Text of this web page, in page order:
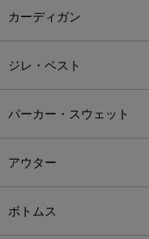
カーディガン
ジレ・ベスト
パーカー・スウェット
アウター
ボトムス